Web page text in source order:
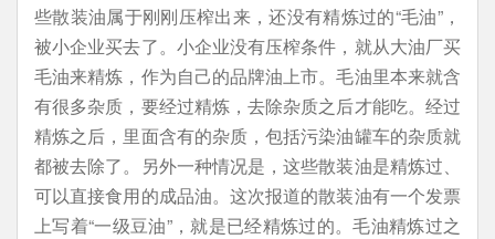
些散装油属于刚刚压榨出来，还没有精炼过的“毛油”，
被小企业买去了。小企业没有压榨条件，就从大油厂买
毛油来精炼，作为自己的品牌油上市。毛油里本来就含
有很多杂质，要经过精炼，去除杂质之后才能吃。经过
精炼之后，里面含有的杂质，包括污染油罐车的杂质就
都被去除了。另外一种情况是，这些散装油是精炼过、
可以直接食用的成品油。这次报道的散装油有一个发票
上写着“一级豆油”，就是已经精炼过的。毛油精炼过之